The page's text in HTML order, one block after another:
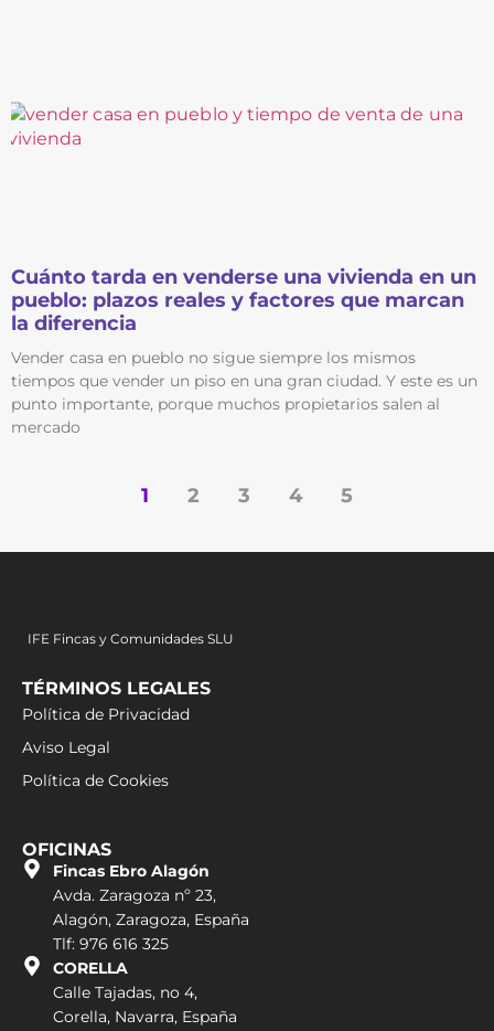
Cuánto tarda en venderse una vivienda en un
pueblo: plazos reales y factores que marcan
la diferencia
Vender casa en pueblo no sigue siempre los mismos
tiempos que vender un piso en una gran ciudad. Y este es un
punto importante, porque muchos propietarios salen al
mercado
1 2 3 4 5
IFE Fincas y Comunidades SLU
TÉRMINOS LEGALES
Política de Privacidad
Aviso Legal
Política de Cookies
OFICINAS
Fincas Ebro Alagón
Avda. Zaragoza nº 23,
Alagón, Zaragoza, España
Tlf: 976 616 325
CORELLA
Calle Tajadas, no 4,
Corella, Navarra, España